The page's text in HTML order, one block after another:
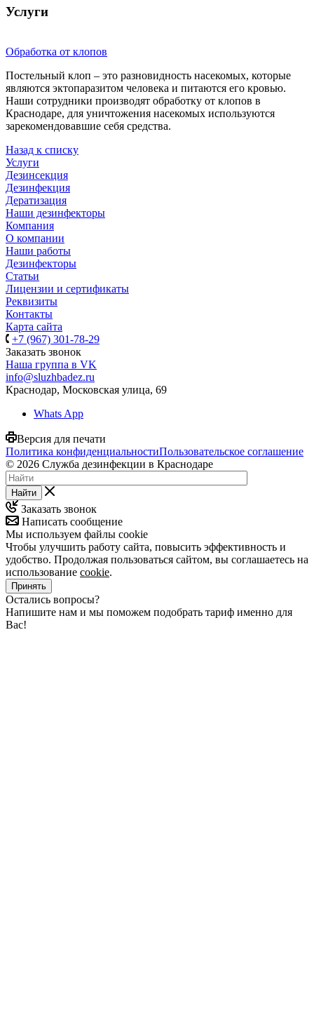
Услуги
Обработка от клопов
Постельный клоп – это разновидность насекомых, которые
являются эктопаразитом человека и питаются его кровью.
Наши сотрудники производят обработку от клопов в
Краснодаре, для уничтожения насекомых используются
зарекомендовавшие себя средства.
Назад к списку
Услуги
Дезинсекция
Дезинфекция
Дератизация
Наши дезинфекторы
Компания
О компании
Наши работы
Дезинфекторы
Статьи
Лицензии и сертификаты
Реквизиты
Контакты
Карта сайта
+7 (967) 301-78-29
Заказать звонок
Наша группа в VK
info@sluzhbadez.ru
Краснодар, Московская улица, 69
Whats App
Версия для печати
Политика конфиденциальностиПользовательское соглашение
© 2026 Служба дезинфекции в Краснодаре
Найти
Заказать звонок
Написать сообщение
Мы используем файлы cookie
Чтобы улучшить работу сайта, повысить эффективность и
удобство. Продолжая пользоваться сайтом, вы соглашаетесь на
использование cookie.
Принять
Остались вопросы?
Напишите нам и мы поможем подобрать тариф именно для
Вас!